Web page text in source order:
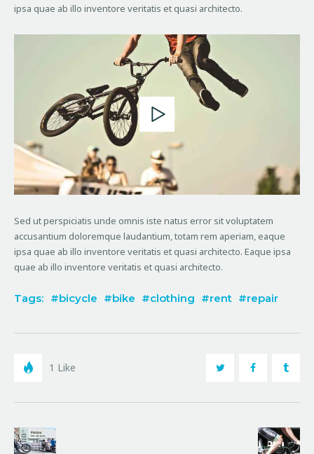
ipsa quae ab illo inventore veritatis et quasi architecto.
Sed ut perspiciatis unde omnis iste natus error sit voluptatem
accusantium doloremque laudantium, totam rem aperiam, eaque
ipsa quae ab illo inventore veritatis et quasi architecto. Eaque ipsa
quae ab illo inventore veritatis et quasi architecto.
Tags: bicycle bike clothing rent repair
1 Like